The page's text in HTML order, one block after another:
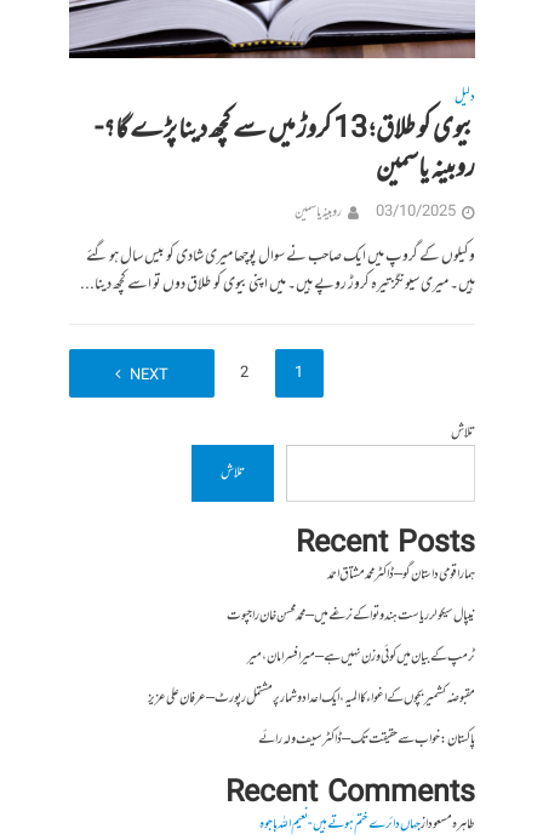
دلیل
بیوی کو طلاق؛ 13 کروڑ میں سے کچھ دینا پڑے گا؟-
روبینہ یاسمین
03/10/2025 روبینہ یاسمین
وکیلوں کے گروپ میں ایک صاحب نے سوال پوچھا میری شادی کو بیس سال ہو گئے
ہیں۔ میری سیونگز تیرہ کروڑ روپے ہیں۔ میں اپنی بیوی کو طلاق دوں تو اسے کچھ دینا...
1
2
NEXT
تلاش
تلاش
Recent Posts
ہمارا قومی داستان گو – ڈاکٹر محمد مشتاق احمد
نیپال سیکولر ریاست ہندوتوا کے نرغے میں – محمد محسن خان راجپوت
ٹرمپ کے بیان میں کوئی وزن نہیں ہے – میر افسرامان،میر
مقبوضہ کشمیر بچوں کے اغواء کا المیہ، ایک اعداد و شمار پر مشتمل رپورٹ – عرفان علی عزیز
پاکستان : خواب سے حقیقت تک – ڈاکٹر سیف ولہ رائے
Recent Comments
طاہرہ مسعودازجہاں دائرے ختم ہوتے ہیں- نعیم اللہ باجوہ